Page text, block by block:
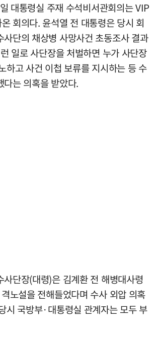
대통령실 주재 수석비서관회의는 VIP
회의다. 윤석열 전 대통령은 당시 회
사단의 채상병 사망사건 초동조사 결과
일로 사단장을 처벌하면 누가 사단장
하고 사건 이첩 보류를 지시하는 등 수
다는 의혹을 받았다.
사단장(대령)은 김계환 전 해병대사령
노설을 전해들었다며 수사 외압 의혹
시 국방부·대통령실 관계자는 모두 부